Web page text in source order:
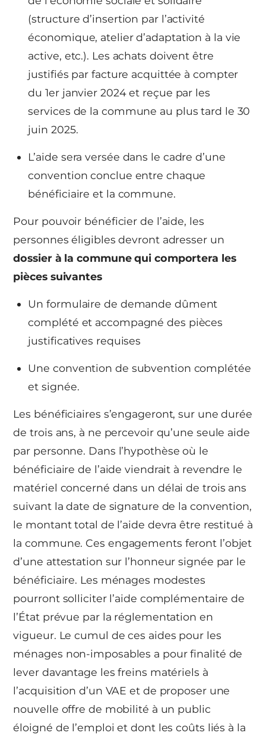
(structure d’insertion par l’activité
économique, atelier d’adaptation à la vie
active, etc.). Les achats doivent être
justifiés par facture acquittée à compter
du 1er janvier 2024 et reçue par les
services de la commune au plus tard le 30
juin 2025.
L’aide sera versée dans le cadre d’une
convention conclue entre chaque
bénéficiaire et la commune.
Pour pouvoir bénéficier de l’aide, les
personnes éligibles devront adresser un
dossier à la commune qui comportera les
pièces suivantes
Un formulaire de demande dûment
complété et accompagné des pièces
justificatives requises
Une convention de subvention complétée
et signée.
Les bénéficiaires s’engageront, sur une durée
de trois ans, à ne percevoir qu’une seule aide
par personne. Dans l’hypothèse où le
bénéficiaire de l’aide viendrait à revendre le
matériel concerné dans un délai de trois ans
suivant la date de signature de la convention,
le montant total de l’aide devra être restitué à
la commune. Ces engagements feront l’objet
d’une attestation sur l’honneur signée par le
bénéficiaire. Les ménages modestes
pourront solliciter l’aide complémentaire de
l’État prévue par la réglementation en
vigueur. Le cumul de ces aides pour les
ménages non-imposables a pour finalité de
lever davantage les freins matériels à
l’acquisition d’un VAE et de proposer une
nouvelle offre de mobilité à un public
éloigné de l’emploi et dont les coûts liés à la